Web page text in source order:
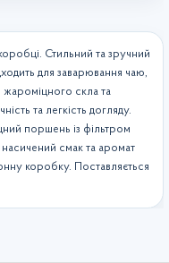
Стильний та зручний
для заварювання чаю,
жароміцного скла та
та легкість догляду.
поршень із фільтром
насичений смак та аромат
коробку. Поставляється